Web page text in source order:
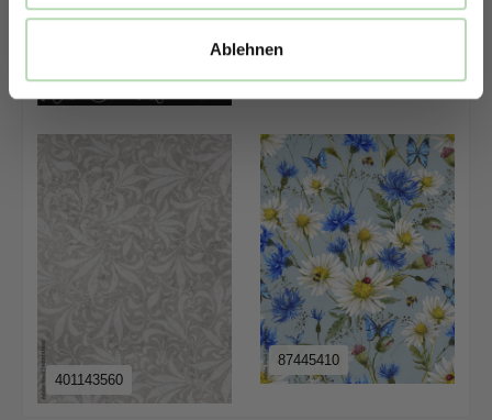
Ablehnen
355011489
401143560
87445410